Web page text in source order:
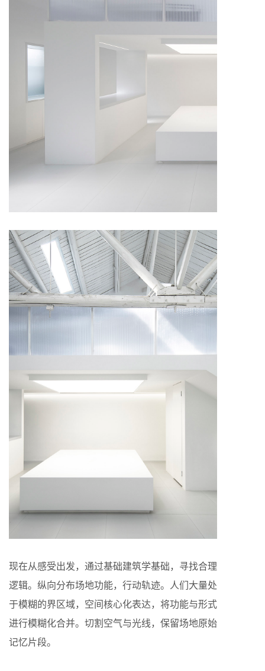
现在从感受出发，通过基础建筑学基础，寻找合理
逻辑。纵向分布场地功能，行动轨迹。人们大量处
于模糊的界区域，空间核心化表达，将功能与形式
进行模糊化合并。切割空气与光线，保留场地原始
记忆片段。